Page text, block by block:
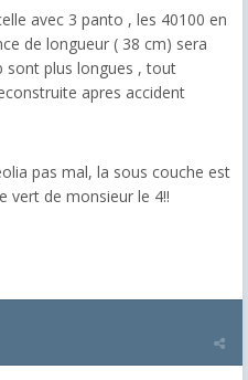
avec 3 panto , les 40100 en
de longueur ( 38 cm) sera
sont plus longues , tout
apres accident
pas mal, la sous couche est
vert de monsieur le 4!!